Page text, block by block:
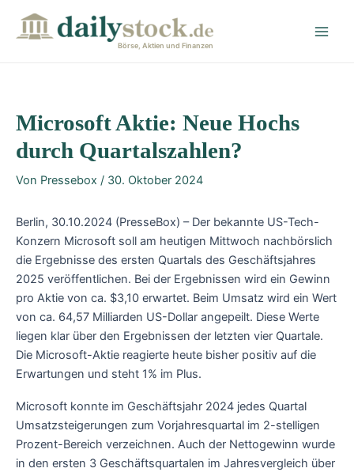
Börse, Aktien und Finanzen
Microsoft Aktie: Neue Hochs
durch Quartalszahlen?
Von Pressebox / 30. Oktober 2024
Berlin, 30.10.2024 (PresseBox) – Der bekannte US-Tech-
Konzern Microsoft soll am heutigen Mittwoch nachbörslich
die Ergebnisse des ersten Quartals des Geschäftsjahres
2025 veröffentlichen. Bei der Ergebnissen wird ein Gewinn
pro Aktie von ca. $3,10 erwartet. Beim Umsatz wird ein Wert
von ca. 64,57 Milliarden US-Dollar angepeilt. Diese Werte
liegen klar über den Ergebnissen der letzten vier Quartale.
Die Microsoft-Aktie reagierte heute bisher positiv auf die
Erwartungen und steht 1% im Plus.
Microsoft konnte im Geschäftsjahr 2024 jedes Quartal
Umsatzsteigerungen zum Vorjahresquartal im 2-stelligen
Prozent-Bereich verzeichnen. Auch der Nettogewinn wurde
in den ersten 3 Geschäftsquartalen im Jahresvergleich über